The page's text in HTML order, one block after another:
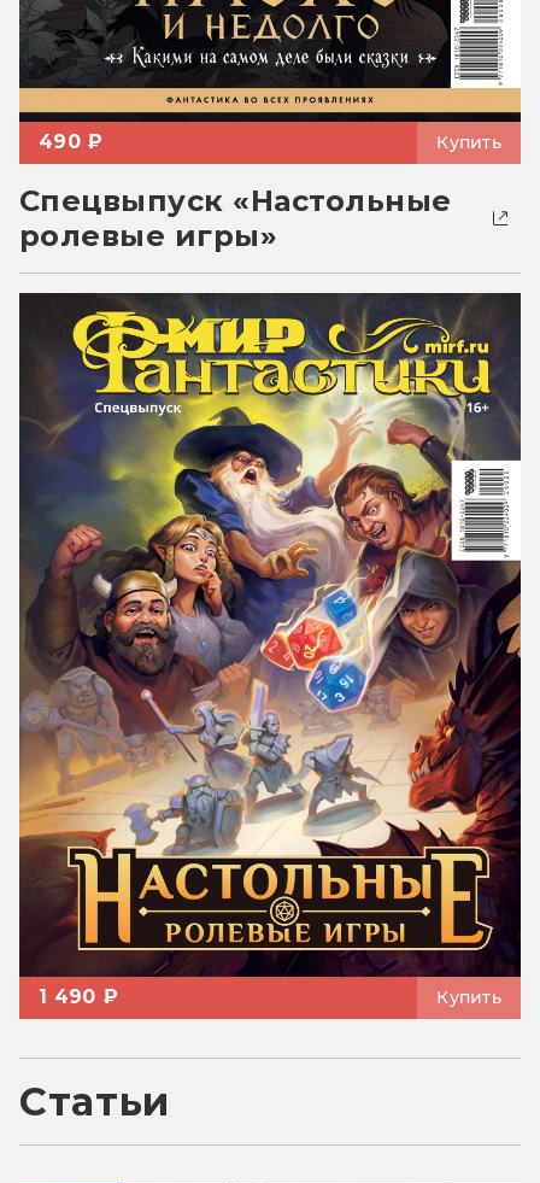
490 ₽ Купить
Спецвыпуск «Настольные
ролевые игры»
1 490 ₽ Купить
Статьи